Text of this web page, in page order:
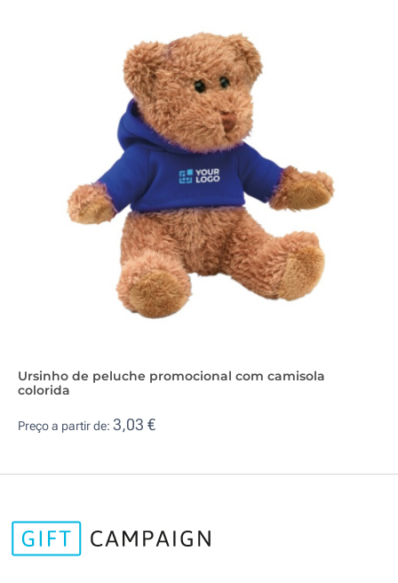
Ursinho de peluche promocional com camisola
colorida
Preço a partir de: 3,03 €